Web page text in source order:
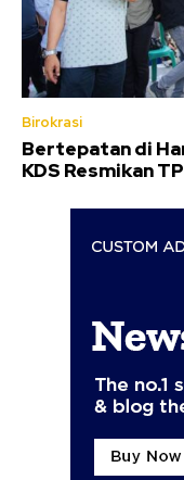
Birokrasi
Bertepatan di
KDS Resmikan